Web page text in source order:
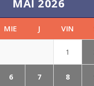
MAI 2026
MIE J VIN
1
6 7 8